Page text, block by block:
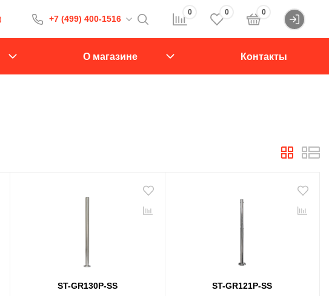
+7 (499) 400-1516
(499) 400-1516
9:30 до 18:00
0 0 0
О магазине Контакты
ST-GR130P-SS ST-GR121P-SS